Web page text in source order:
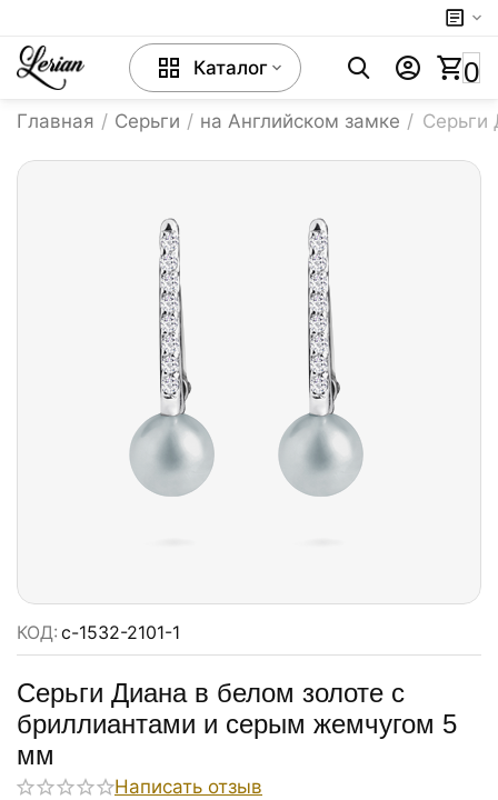
Каталог 0
Главная / Серьги / на Английском замке / Серьги
КОД: с-1532-2101-1
Серьги Диана в белом золоте с
бриллиантами и серым жемчугом 5
мм
Написать отзыв